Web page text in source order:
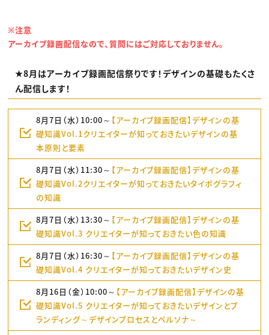
※注意
アーカイブ録画配信なので、質問にはご対応しておりません。
★8月はアーカイブ録画配信祭りです！デザインの基礎もたくさ
ん配信します！
8月7日（水）10:00～ 【アーカイブ録画配信】デザインの基
礎知識Vol.1クリエイターが知っておきたいデザインの基
本原則と要素
8月7日（水）11:30～ 【アーカイブ録画配信】デザインの基
礎知識Vol.2クリエイターが知っておきたいタイポグラフィ
の知識
8月7日（水）13:30～ 【アーカイブ録画配信】デザインの基
礎知識Vol.3 クリエイターが知っておきたい色の知識
8月7日（水）16:30～ 【アーカイブ録画配信】デザインの基
礎知識Vol.4 クリエイターが知っておきたいデザイン史
8月16日（金）10:00～ 【アーカイブ録画配信】デザインの基
礎知識Vol.5 クリエイターが知っておきたいデザインとブ
ランディング～デザインプロセスとペルソナ～